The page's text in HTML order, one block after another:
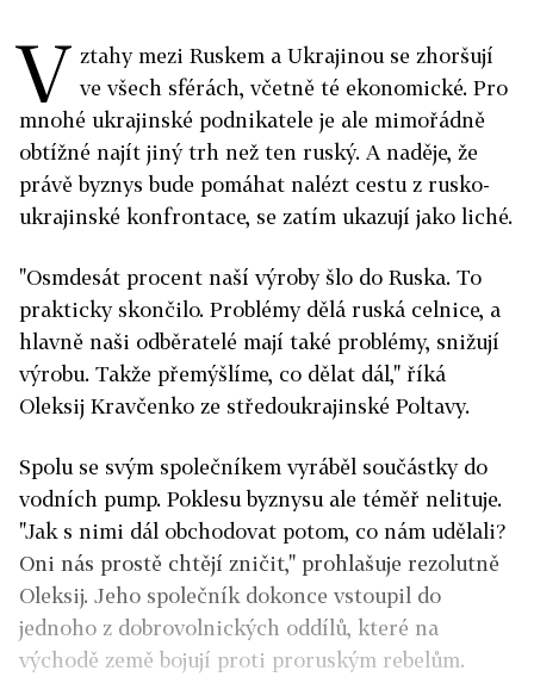
V ztahy mezi Ruskem a Ukrajinou se zhoršují
ve všech sférách, včetně té ekonomické. Pro
mnohé ukrajinské podnikatele je ale mimořádně
obtížné najít jiný trh než ten ruský. A naděje, že
právě byznys bude pomáhat nalézt cestu z rusko-
ukrajinské konfrontace, se zatím ukazují jako liché.
"Osmdesát procent naší výroby šlo do Ruska. To
prakticky skončilo. Problémy dělá ruská celnice, a
hlavně naši odběratelé mají také problémy, snižují
výrobu. Takže přemýšlíme, co dělat dál," říká
Oleksij Kravčenko ze středoukrajinské Poltavy.
Spolu se svým společníkem vyráběl součástky do
vodních pump. Poklesu byznysu ale téměř nelituje.
"Jak s nimi dál obchodovat potom, co nám udělali?
Oni nás prostě chtějí zničit," prohlašuje rezolutně
Oleksij. Jeho společník dokonce vstoupil do
jednoho z dobrovolnických oddílů, které na
východě země bojují proti proruským rebelům.